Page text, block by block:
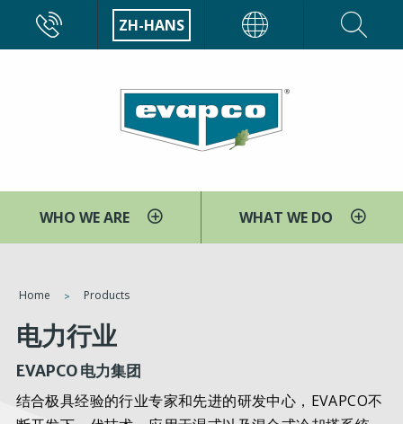
到
ZH-HANS
WHO WE ARE WHAT WE DO
You
are
here
Home Products
电力行业
EVAPCO 电力集团
结合极具经验的行业专家和先进的研发中心，EVAPCO不